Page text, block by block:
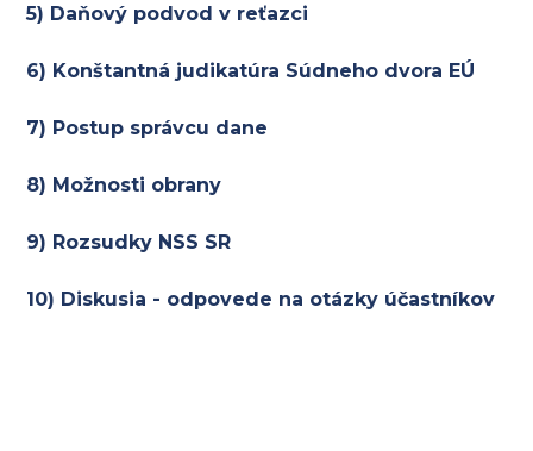
5) Daňový podvod v reťazci
6) Konštantná judikatúra Súdneho dvora EÚ
7) Postup správcu dane
8) Možnosti obrany
9) Rozsudky NSS SR
10) Diskusia - odpovede na otázky účastníkov